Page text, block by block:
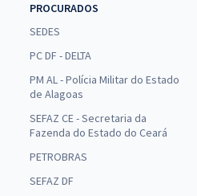
PROCURADOS
SEDES
PC DF - DELTA
PM AL - Polícia Militar do Estado
de Alagoas
SEFAZ CE - Secretaria da
Fazenda do Estado do Ceará
PETROBRAS
SEFAZ DF